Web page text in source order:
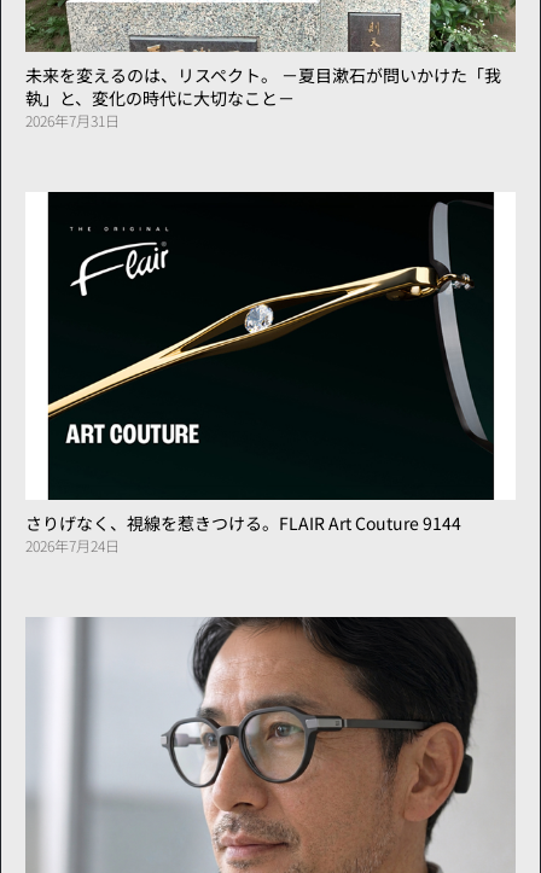
未来を変えるのは、リスペクト。 －夏目漱石が問いかけた「我
執」と、変化の時代に大切なこと－
2026年7月31日
さりげなく、視線を惹きつける。FLAIR Art Couture 9144
2026年7月24日